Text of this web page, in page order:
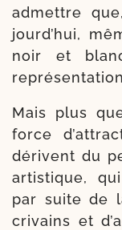
admettre
jourd’­hui,
noir et
Mais plus
force
dérivent du
artis­tique,
par suite de
cri­vains et